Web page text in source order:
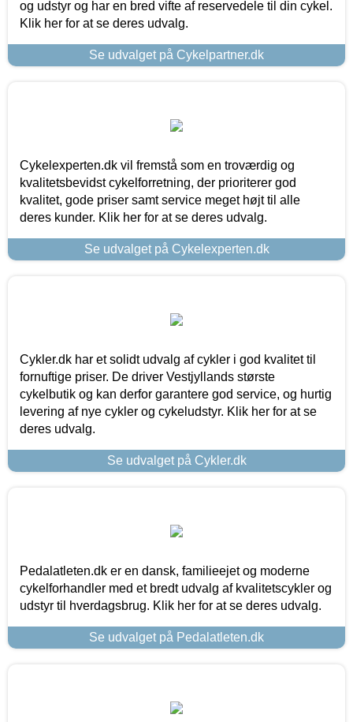
og udstyr og har en bred vifte af reservedele til din cykel.
Klik her for at se deres udvalg.
Se udvalget på Cykelpartner.dk
Cykelexperten.dk vil fremstå som en troværdig og
kvalitetsbevidst cykelforretning, der prioriterer god
kvalitet, gode priser samt service meget højt til alle
deres kunder. Klik her for at se deres udvalg.
Se udvalget på Cykelexperten.dk
Cykler.dk har et solidt udvalg af cykler i god kvalitet til
fornuftige priser. De driver Vestjyllands største
cykelbutik og kan derfor garantere god service, og hurtig
levering af nye cykler og cykeludstyr. Klik her for at se
deres udvalg.
Se udvalget på Cykler.dk
Pedalatleten.dk er en dansk, familieejet og moderne
cykelforhandler med et bredt udvalg af kvalitetscykler og
udstyr til hverdagsbrug. Klik her for at se deres udvalg.
Se udvalget på Pedalatleten.dk